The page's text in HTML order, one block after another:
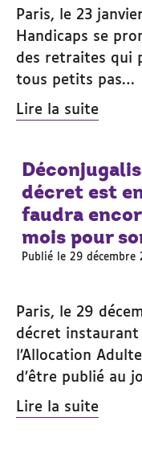
Paris, le 23
Handicaps se
des retraites qui
tous petits pas…
Lire la suite
décret est
faudra
mois pour
Publié le 29 décembre
Paris, le 29
décret
l’Allocation
d’être publié au
Lire la suite